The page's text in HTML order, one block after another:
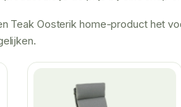
Teak Oosterik home-product het